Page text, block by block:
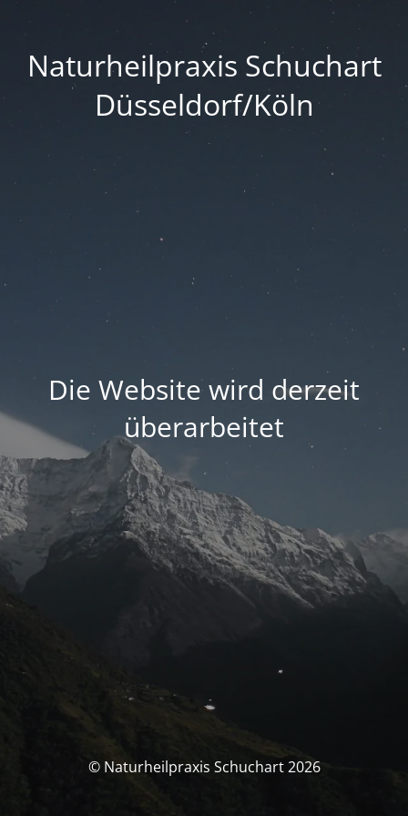
Naturheilpraxis Schuchart
Düsseldorf/Köln
Die Website wird derzeit
überarbeitet
© Naturheilpraxis Schuchart 2026